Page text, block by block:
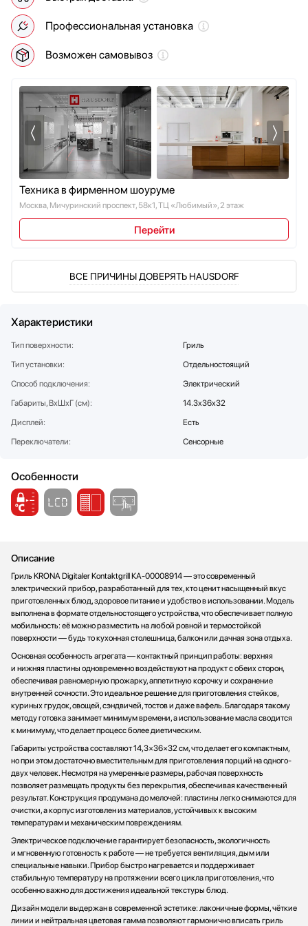
Мясорубки
Пароварки
Паровые шкафы для одежды
Парогенераторы
Подогреватели
Посуда
Проф. аксессуары
Профессиональные ледогенераторы
Профессиональные посудомоечные машины
Смесители
Стаканомоечные машины
Тостеры
Увлажнители воздуха
Утюги
Фены
Холодильное оборудование
Хьюмидоры
Чайники
Профессиональная установка
Возможен самовывоз
Техника в фирменном шоуруме
Москва, Мичуринский проспект, 58к1, ТЦ «Любимый», 2 этаж
Перейти
ВСЕ ПРИЧИНЫ ДОВЕРЯТЬ HAUSDORF
Характеристики
Тип поверхности:
Гриль
Тип установки:
Отдельностоящий
Способ подключения:
Электрический
Габариты, ВхШхГ (см):
14.3x36x32
Дисплей:
Есть
Переключатели:
Сенсорные
Особенности
Описание
Гриль KRONA Digitaler Kontaktgrill КА-00008914 — это современный
электрический прибор, разработанный для тех, кто ценит насыщенный вкус
приготовленных блюд, здоровое питание и удобство в использовании. Модель
выполнена в формате отдельностоящего устройства, что обеспечивает полную
мобильность: её можно разместить на любой ровной и термостойкой
поверхности — будь то кухонная столешница, балкон или дачная зона отдыха.
Основная особенность агрегата — контактный принцип работы: верхняя
и нижняя пластины одновременно воздействуют на продукт с обеих сторон,
обеспечивая равномерную прожарку, аппетитную корочку и сохранение
внутренней сочности. Это идеальное решение для приготовления стейков,
куриных грудок, овощей, сэндвичей, тостов и даже вафель. Благодаря такому
методу готовка занимает минимум времени, а использование масла сводится
к минимуму, что делает процесс более диетическим.
Габариты устройства составляют 14,3×36×32 см, что делает его компактным,
но при этом достаточно вместительным для приготовления порций на одного-
двух человек. Несмотря на умеренные размеры, рабочая поверхность
позволяет размещать продукты без перекрытия, обеспечивая качественный
результат. Конструкция продумана до мелочей: пластины легко снимаются для
очистки, а корпус изготовлен из материалов, устойчивых к высоким
температурам и механическим повреждениям.
Электрическое подключение гарантирует безопасность, экологичность
и мгновенную готовность к работе — не требуется вентиляция, дым или
специальные навыки. Прибор быстро нагревается и поддерживает
стабильную температуру на протяжении всего цикла приготовления, что
особенно важно для достижения идеальной текстуры блюд.
Дизайн модели выдержан в современной эстетике: лаконичные формы, чёткие
линии и нейтральная цветовая гамма позволяют гармонично вписать гриль